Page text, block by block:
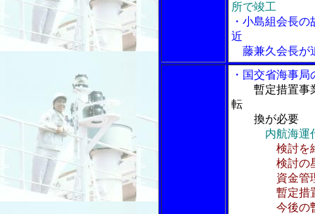
所で竣工
・小島組会長
近
藤兼久会長が
・国交省海事
暫定措置事
転
換が必要
内航海運
検討を
検討の星香
資金管理計
暫定措置事
今後の暫定